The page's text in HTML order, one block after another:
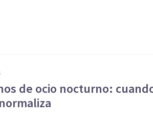
de ocio nocturno: